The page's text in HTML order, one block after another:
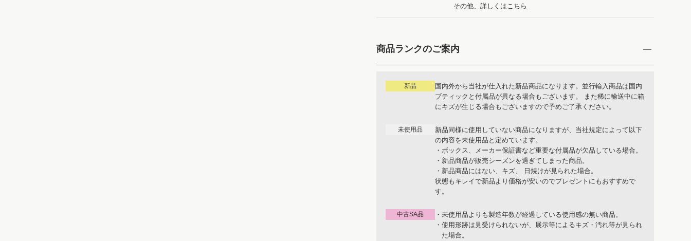
その他、詳しくはこちら
商品ランクのご案内
新品
国内外から当社が仕入れた新品商品になります。並行輸入商品は国内
ブティックと付属品が異なる場合もございます。 また稀に輸送中に箱
にキズが生じる場合もございますので予めご了承ください。
未使用品
新品同様に使用していない商品になりますが、当社規定によって以下
の内容を未使用品と定めています。
・ボックス、メーカー保証書など重要な付属品が欠品している場合。
・新品商品が販売シーズンを過ぎてしまった商品。
・新品商品にはない、キズ、 日焼けが見られた場合。
状態もキレイで新品より価格が安いのでプレゼントにもおすすめで
す。
中古SA品
・未使用品よりも製造年数が経過している使用感の無い商品。
・使用形跡は見受けられないが、展示等によるキズ・汚れ等が見られ
た場合。